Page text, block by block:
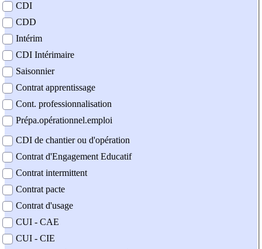
contrat
CDI
CDD
Intérim
CDI Intérimaire
Saisonnier
Contrat apprentissage
Cont. professionnalisation
Prépa.opérationnel.emploi
CDI de chantier ou d'opération
Contrat d'Engagement Educatif
Contrat intermittent
Contrat pacte
Contrat d'usage
CUI - CAE
CUI - CIE